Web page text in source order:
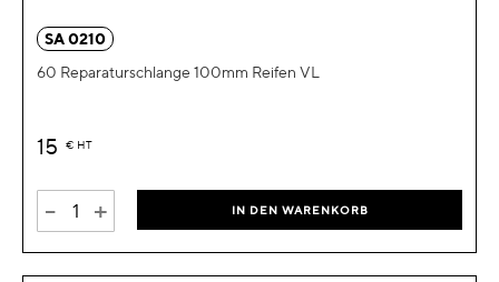
SA 0210
60 Reparaturschlange 100mm Reifen VL
15 € HT
- + IN DEN WARENKORB